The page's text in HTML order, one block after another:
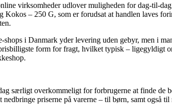
virksomheder udlover muligheden for dag-til-
Kokos – 250 G, som er forudsat at handlen laves
shops i Danmark yder levering uden gebyr, men i
form for fragt, hvilket typisk – ligegyldigt
særligt overkommeligt for forbrugerne at finde de
nedbringe priserne på varerne – til børn, samt også